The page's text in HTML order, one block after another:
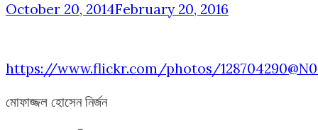
October 20, 2014February 20, 2016
https://www.flickr.com/photos/
মোফাজ্জল হোসেন নির্জন